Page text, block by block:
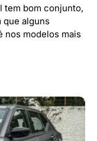
tem bom conjunto,
que alguns
nos modelos mais